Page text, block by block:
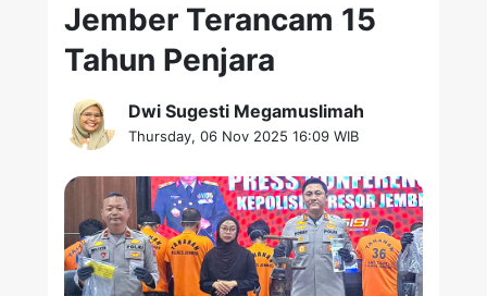
Jember Terancam 15
Tahun Penjara
Dwi Sugesti Megamuslimah
Thursday, 06 Nov 2025 16:09 WIB